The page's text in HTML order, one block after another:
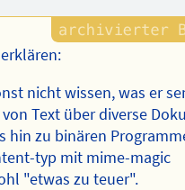
nicht wissen, was er
Text über diverse
hin zu binären
typ mit mime-magic
"etwas zu teuer".